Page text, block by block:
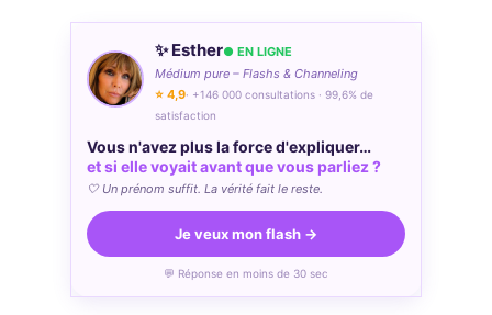
✨ Esther● EN LIGNE
Médium pure – Flashs & Channeling
⭐ 4,9· +146 000 consultations · 99,6% de
satisfaction
Vous n'avez plus la force d'expliquer…
et si elle voyait avant que vous parliez ?
🤍 Un prénom suffit. La vérité fait le reste.
Je veux mon flash →
💬 Réponse en moins de 30 sec